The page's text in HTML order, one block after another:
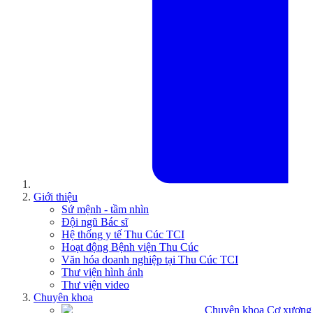
Giới thiệu
Sứ mệnh - tầm nhìn
Đội ngũ Bác sĩ
Hệ thống y tế Thu Cúc TCI
Hoạt động Bệnh viện Thu Cúc
Văn hóa doanh nghiệp tại Thu Cúc TCI
Thư viện hình ảnh
Thư viện video
Chuyên khoa
Chuyên khoa Cơ